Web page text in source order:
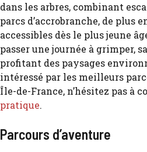
dans les arbres, combinant
parcs d’accrobranche, de plus
accessibles dès le plus jeune
passer une journée à grimper,
profitant des paysages
intéressé par les meilleurs
Île-de-France, n’hésitez pas à
pratique.
Parcours d’aventure